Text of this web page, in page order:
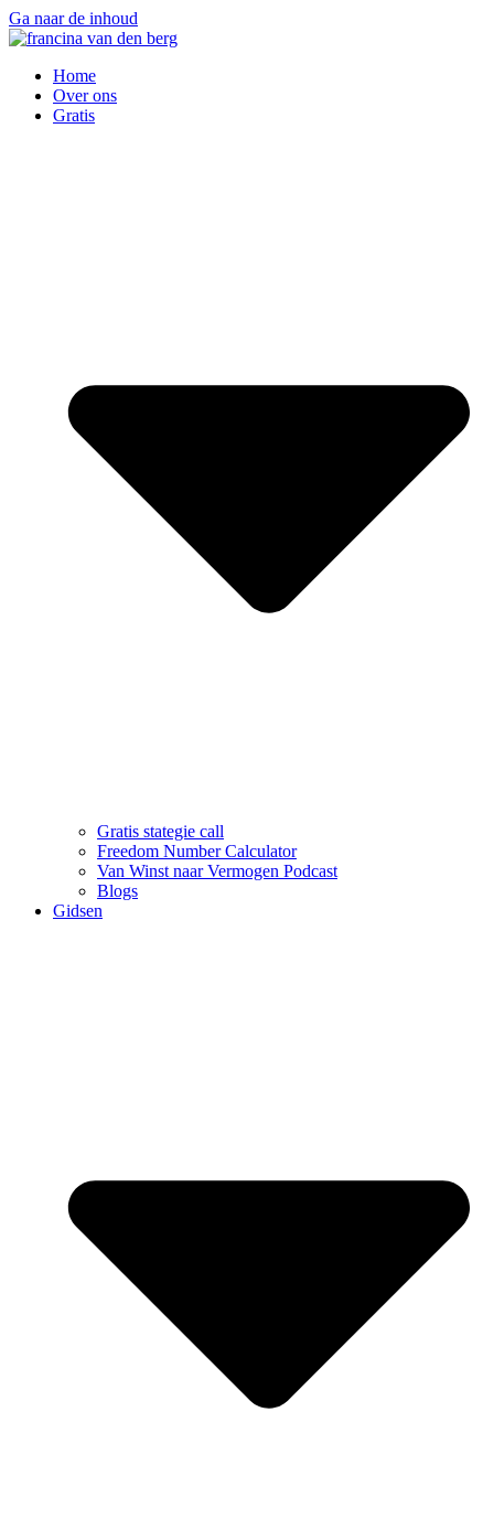
Ga naar de inhoud
Home
Over ons
Gratis
Gratis stategie call
Freedom Number Calculator
Van Winst naar Vermogen Podcast
Blogs
Gidsen